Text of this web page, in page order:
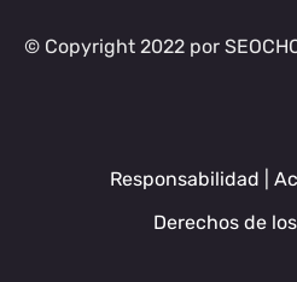
© Copyright 2022 por
Responsabilidad
Derechos de